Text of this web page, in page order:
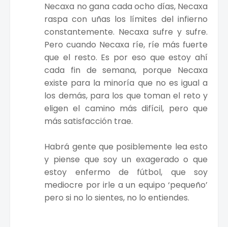
Necaxa no gana cada ocho días, Necaxa
raspa con uñas los límites del infierno
constantemente. Necaxa sufre y sufre.
Pero cuando Necaxa ríe, ríe más fuerte
que el resto. Es por eso que estoy ahí
cada fin de semana, porque Necaxa
existe para la minoría que no es igual a
los demás, para los que toman el reto y
eligen el camino más difícil, pero que
más satisfacción trae.
Habrá gente que posiblemente lea esto
y piense que soy un exagerado o que
estoy enfermo de fútbol, que soy
mediocre por irle a un equipo ‘pequeño’
pero si no lo sientes, no lo entiendes.